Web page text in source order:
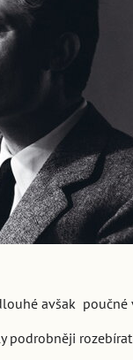
avšak
podrobněji